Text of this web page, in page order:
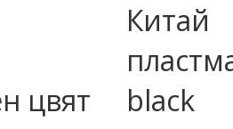
Китай
цвят
black